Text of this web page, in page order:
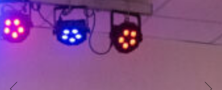
Räumen. Aus einer lebendigen Trainingspraxis
heraus entwickelt „SHIFT“ ein dezentrales
Jahresprogramm, das Stadt und Land in einen
gemeinsamen Rhythmus bringt und Popping als
eigenständige künstlerische Sprache mit
sichtbar macht.